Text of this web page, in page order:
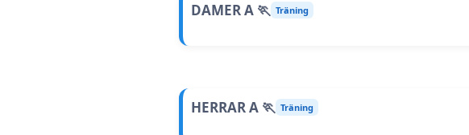
DAMER A 🏃 Träning
HERRAR A 🏃 Träning